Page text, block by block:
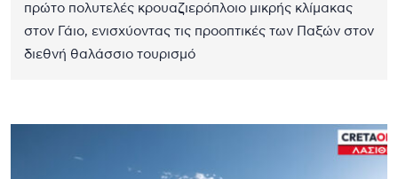
πρώτο πολυτελές κρουαζιερόπλοιο μικρής κλίμακας
στον Γάιο, ενισχύοντας τις προοπτικές των Παξών στον
διεθνή θαλάσσιο τουρισμό